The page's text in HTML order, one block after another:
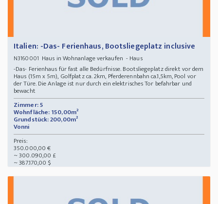
Italien: -Das- Ferienhaus, Bootsliegeplatz inclusive
N3160001 Haus in Wohnanlage verkaufen - Haus
-Das- Ferienhaus für fast alle Bedürfnisse. Bootsliegeplatz direkt vor dem
Haus (15m x 5m), Golfplatz ca. 2km, Pferderennbahn ca.1,5km, Pool vor
der Türe. Die Anlage ist nur durch ein elektrisches Tor befahrbar und
bewacht
Zimmer: 5
Wohnfläche: 150,00m²
Grundstück: 200,00m²
Vonni
Preis:
350.000,00 €
~ 300.090,00 £
~ 387.170,00 $